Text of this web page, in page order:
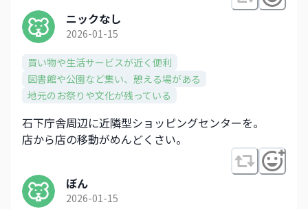
ニックなし
2026-01-15
買い物や生活サービスが近く便利
図書館や公園など集い、憩える場がある
地元のお祭りや文化が残っている
石下庁舎周辺に近隣型ショッピングセンターを。
店から店の移動がめんどくさい。
ぼん
2026-01-15